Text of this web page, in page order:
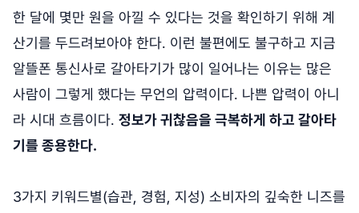
한 달에 몇만 원을 아낄 수 있다는 것을 확인하기 위해 계
산기를 두드려보아야 한다. 이런 불편에도 불구하고 지금
알뜰폰 통신사로 갈아타기가 많이 일어나는 이유는 많은
사람이 그렇게 했다는 무언의 압력이다. 나쁜 압력이 아니
라 시대 흐름이다. 정보가 귀찮음을 극복하게 하고 갈아타
기를 종용한다.
3가지 키워드별(습관, 경험, 지성) 소비자의 깊숙한 니즈를